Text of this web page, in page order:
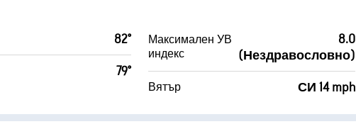
82°
79°
Максимален УВ
индекс
8.0
(Нездравословно)
Вятър СИ 14 mph